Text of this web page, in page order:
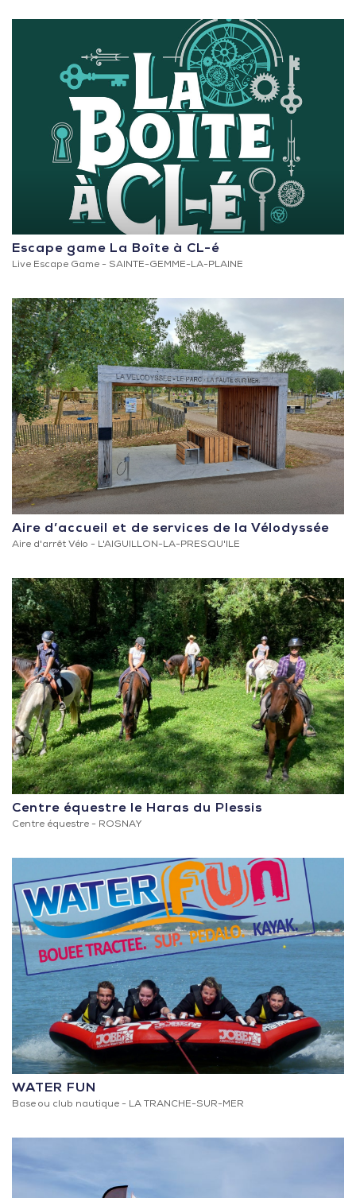
Escape game La Boîte à CL-é
Live Escape Game - SAINTE-GEMME-LA-PLAINE
Aire d’accueil et de services de la Vélodyssée
Aire d'arrêt Vélo - L'AIGUILLON-LA-PRESQU'ILE
Centre équestre le Haras du Plessis
Centre équestre - ROSNAY
WATER FUN
Base ou club nautique - LA TRANCHE-SUR-MER